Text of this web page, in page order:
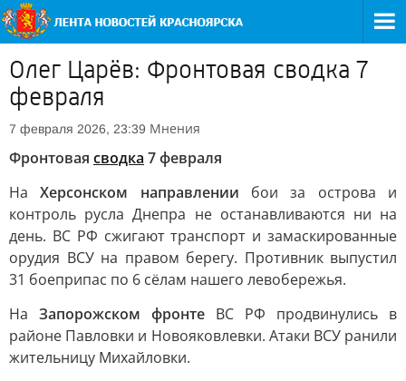
Олег Царёв: Фронтовая сводка 7
февраля
7 февраля 2026, 23:39 Мнения
Фронтовая сводка 7 февраля
НаХерсонском направлении бои за острова и
контроль русла Днепра не останавливаются ни на
день. ВС РФ сжигают транспорт и замаскированные
орудия ВСУ на правом берегу. Противник выпустил
31 боеприпас по 6 сёлам нашего левобережья.
На Запорожском фронте ВС РФ продвинулись в
районе Павловки и Новояковлевки. Атаки ВСУ ранили
жительницу Михайловки.